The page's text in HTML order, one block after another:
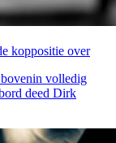
koppositie over
volledig
deed Dirk